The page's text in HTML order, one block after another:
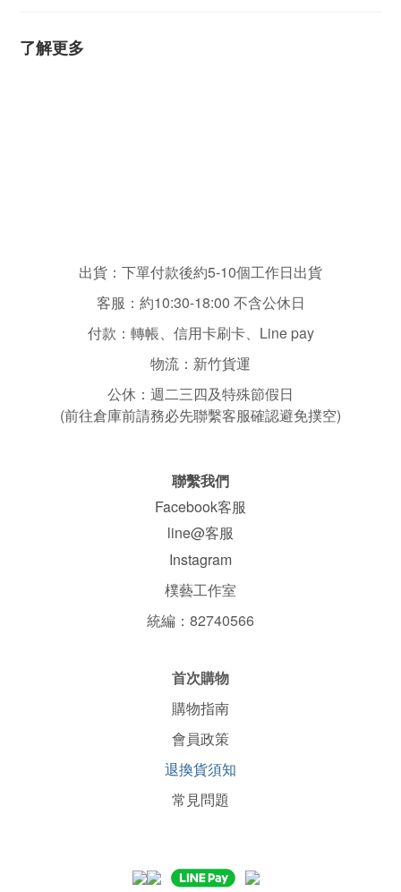
了解更多
出貨：下單付款後約5-10個工作日出貨
客服： 約10:30-18:00 不含公休日
付款：轉帳、信用卡刷卡、Line pay
物流：新竹貨運
公休： 週二三四及特殊節假日
(前往倉庫前請務必先聯繫客服確認避免撲空)
聯繫我們
Facebook客服
line@客服
Instagram
樸藝工作室
統編：82740566
首次購物
購物指南
會員政策
退換貨須知
常見問題